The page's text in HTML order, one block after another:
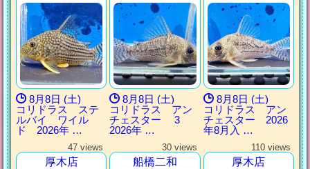
8月8日 (土)
コリドラス ステ
ルバイ ワイル
ド 2026年 …
8月8日 (土)
コリドラス アン
チェスター 3
2026年 …
8月8日 (土)
コリドラス アン
チェスター 2026
年8月入 …
47 views
厚木店
30 views
船橋二和
110 views
厚木店